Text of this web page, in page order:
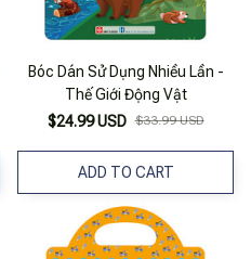
Bóc Dán Sử Dụng Nhiều Lần -
Thế Giới Động Vật
$24.99 USD $33.99 USD
ADD TO CART